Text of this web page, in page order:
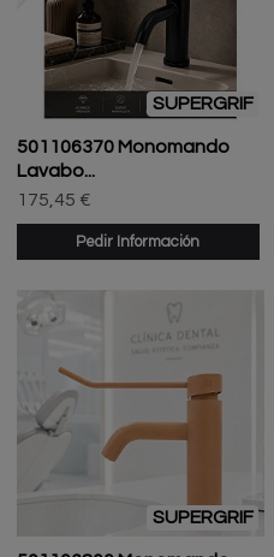
SUPERGRIF
501106370 Monomando
Lavabo...
175,45 €
Pedir Información
SUPERGRIF